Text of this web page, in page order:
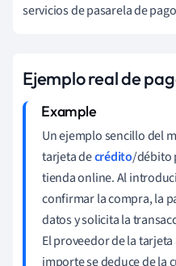
servicios de pasarela de
Ejemplo real de
Un ejemplo sencillo del
tarjeta decrédito/débito
tienda online. Al
confirmar la compra, la
datos y solicita la
El proveedor de la
importe se deduce de la